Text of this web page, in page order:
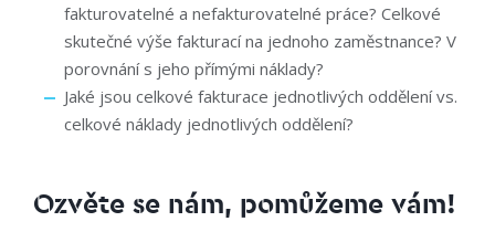
fakturovatelné a nefakturovatelné práce? Celkové
skutečné výše fakturací na jednoho zaměstnance? V
porovnání s jeho přímými náklady?
Jaké jsou celkové fakturace jednotlivých oddělení vs.
celkové náklady jednotlivých oddělení?
Ozvěte se nám, pomůžeme vám!